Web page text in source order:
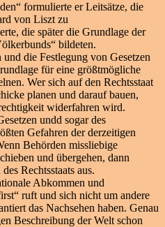
formulierte er Leitsätze, die
von Liszt zu
die später die Grundlage der
bildeten.
die Festlegung von Gesetzen
für eine größtmögliche
Wer sich auf den Rechtsstaat
planen und darauf bauen,
widerfahren wird.
undd sogar des
Gefahren der derzeitigen
Behörden missliebige
und übergehen, dann
Rechtsstaats aus.
Abkommen und
ruft und sich nicht um andere
das Nachsehen haben. Genau
Beschreibung der Welt schon